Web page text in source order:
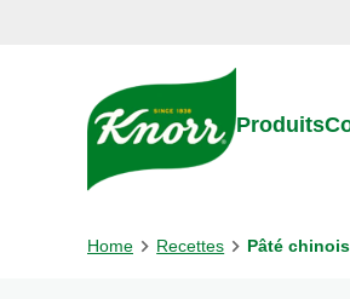
Produits
Home Recettes Pâté